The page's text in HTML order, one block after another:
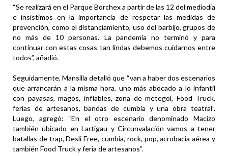
“Se realizará en el Parque Borchex a partir de las 12 del mediodía
e insistimos en la importancia de respetar las medidas de
prevención, como el distanciamiento, uso del barbijo, grupos de
no más de 10 personas. La pandemia no terminó y para
continuar con estas cosas tan lindas debemos cuidarnos entre
todos”, añadió.
Seguidamente, Mansilla detalló que “van a haber dos escenarios
que arrancarán a la misma hora, uno más abocado a lo infantil
con payasas, magos, inflables, zona de metegol, Food Truck,
ferias de artesanos, bandas de cumbia y una obra teatral”.
Luego, agregó: “En el otro escenario denominado Macizo
también ubicado en Lartigau y Circunvalación vamos a tener
batallas de trap, Desli Free, cumbia, rock, pop, acrobacia aérea y
también Food Truck y feria de artesanos”.